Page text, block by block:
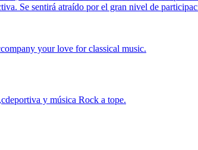
Se sentirá atraído por el gran nivel de
your love for classical music.
y música Rock a tope.